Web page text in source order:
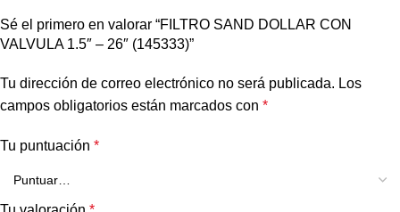
Sé el primero en valorar “FILTRO SAND DOLLAR CON
VALVULA 1.5″ – 26″ (145333)”
Tu dirección de correo electrónico no será publicada. Los
campos obligatorios están marcados con *
Tu puntuación *